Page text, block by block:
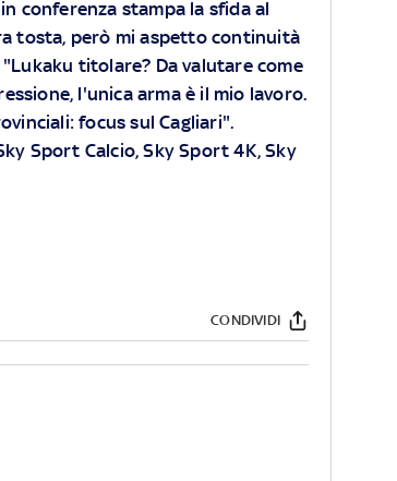
conferenza stampa la sfida al
tosta, però mi aspetto continuità
titolare? Da valutare come
l'unica arma è il mio lavoro.
focus sul Cagliari".
Sport Calcio,Sky Sport 4K,Sky
CONDIVIDI